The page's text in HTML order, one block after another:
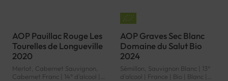
AOP Pauillac Rouge Les
Tourelles de Longueville
2020
Merlot, Cabernet Sauvignon,
Cabernet Franc | 14° d'alcool |
AOP Graves Sec Blanc
Domaine du Salut Bio
2024
Sémillon, Sauvignon Blanc | 13°
d'alcool | France | Bio | Blanc |